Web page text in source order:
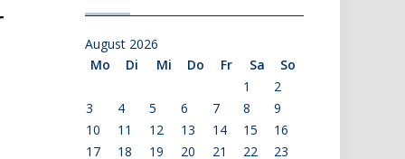
August 2026
Mo
Di Mi Do Fr Sa
So
1
2
3
4 5 6 7 8
9
10
11 12 13 14 15
16
17
18 19 20 21 22
23